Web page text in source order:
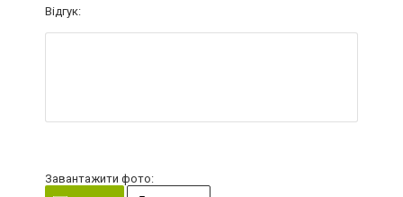
Відгук:
Завантажити фото: